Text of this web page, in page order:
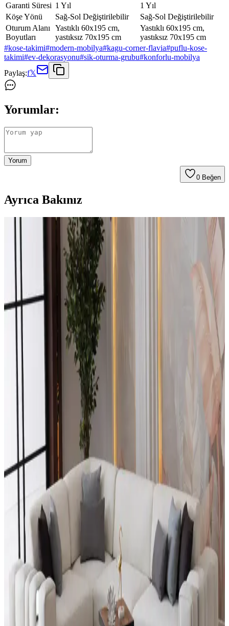
Garanti Süresi 1 Yıl
1 Yıl
Köşe Yönü
Sağ-Sol Değiştirilebilir
Sağ-Sol Değiştirilebilir
Oturum Alanı
Boyutları
Yastıklı 60x195 cm,
yastıksız 70x195 cm
Yastıklı 60x195 cm,
yastıksız 70x195 cm
#kose-takimi#modern-mobilya#kagu-corner-flavia#puflu-kose-
takimi#ev-dekorasyonu#sik-oturma-grubu#konforlu-mobilya
Paylaş:f𝕏
Yorumlar:
Yorum
0 Beğen
Ayrıca Bakınız
Edsy Home Drog ve Eymense West Köşe Takımı
Karşılaştırması: Tasarım, Konfor ve Dayanıklılık
Analizi
Edsy Home Drog ve Eymense West köşe takımları tasarım,
malzeme ve konfor açısından karşılaştırıldı. Kullanıcı yorumlarıyla
ürünlerin avantajları ve dezavantajları ortaya kondu.
Modern Dayanıklı Köşe Takımları: Estetik ve
Fonksiyonellik Bir Arada
Modern dayanıklı köşe takımları, yüksek kaliteli malzemeleri ve şık
tasarımlarıyla uzun ömür sağlar. Konfor ve bakım kolaylığı sunan
modeller, oturma odası ve ofislerde ideal seçimlerdir.
Belletto Dublin Köşe Takımı Gri: Modern Tasarım
ve Çok Fonksiyonlu Oturma Grubu
Belletto'nun gri renkli, yataklı ve sandıklı Dublin köşe takımı, şık
tasarımı ve fonksiyonelliğiyle yaşam alanlarınıza estetik katıyor,
kolay kullanım ve dayanıklılık sağlıyor.
Wood House Polen Mutfak Köşe Takımı: Modern ve
Şık Tasarımıyla Alanınızı Yenileyin
Wood House Polen köşe takımı, modern evler ve balkonlar için
dayanıklı, şık ve konforlu mobilya seçeneği sunar. Kompakt
tasarımıyla alan tasarrufu sağlar, kolay kurulur ve estetik görünüm
kazandırır.
Viyana Köşe Takımı: Modern Dekorasyon İçin Şık
ve Fonksiyonel Oturma Grubu Seçenekleri
Viyana köşe takımları, modern tasarımı, dayanıklı malzemeleri ve
uygun fiyatlarıyla ev dekorasyonunda ideal seçenekler sunar. Çok
amaçlı kullanım ve çeşitli renk seçenekleriyle yaşam alanlarınızı
zenginleştirir.
Salon Köşe Dekorasyon Ürünleri Trendleri ve Seçim
Rehberi